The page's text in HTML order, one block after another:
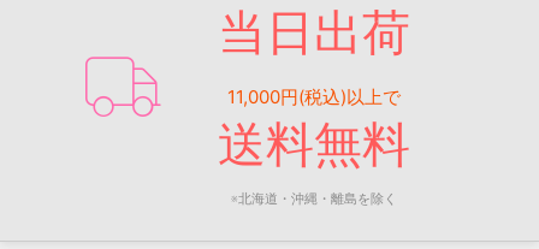
当日出荷
11,000円(税込)以上で
送料無料
※北海道・沖縄・離島を除く